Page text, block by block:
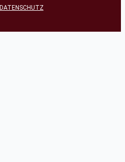
DATENSCHUTZ